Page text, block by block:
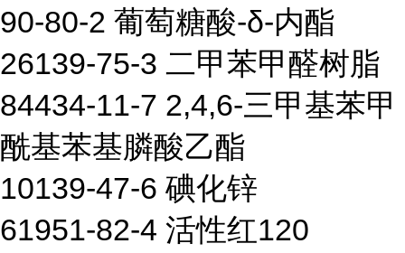
90-80-2 葡萄糖酸-δ-内酯
26139-75-3 二甲苯甲醛树脂
84434-11-7 2,4,6-三甲基苯甲
酰基苯基膦酸乙酯
10139-47-6 碘化锌
61951-82-4 活性红120